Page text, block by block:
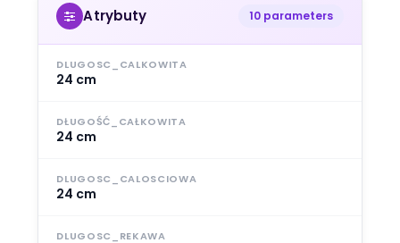
Atrybuty 10 parameters
DLUGOSC_CALKOWITA
24 cm
DŁUGOŚĆ_CAŁKOWITA
24 cm
DLUGOSC_CALOSCIOWA
24 cm
DLUGOSC_REKAWA